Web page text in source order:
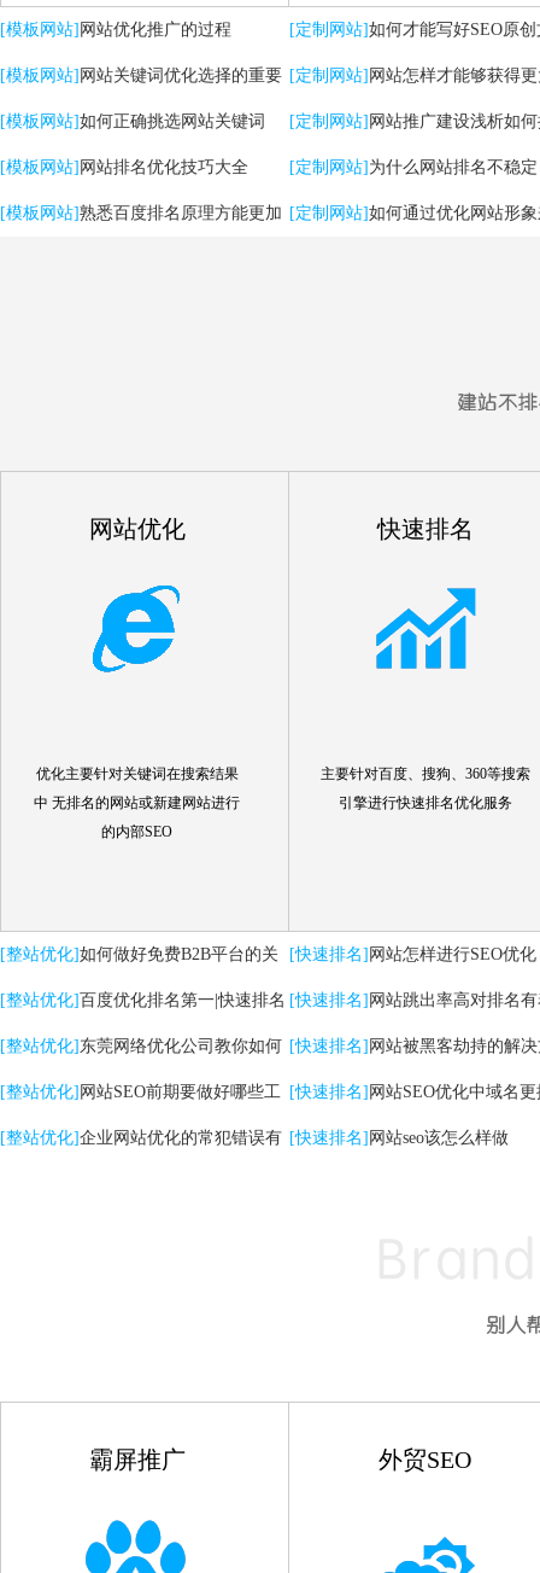
[模板网站] 网站优化推广的过程
[模板网站] 网站关键词优化选择的重要
性
[模板网站]如何正确挑选网站关键词
[模板网站] 网站排名优化技巧大全
[模板网站]熟悉百度排名原理方能更加
[定制网站]如何才能写好SEO原
[定制网站] 网站怎样才能够获得
流量？
[定制网站] 网站推广建设浅析如
用户体验
[定制网站] 为什么网站排名不稳
[定制网站]如何通过优化网站形
网站优化
优化主要针对关键词在搜索结果
中 无排名的网站或新建网站进行
的内部SEO
快速排名
主要针对百度、搜狗、360等搜索
引擎进行快速排名优化服务
[整站优化]如何做好免费B2B平台的关
键词优化推广
[整站优化]百度优化排名第一|快速排名
关键词|自然排名优化
[整站优化] 东莞网络优化公司教你如何
提升网站转化率
[整站优化] 网站SEO前期要做好哪些工
作
[整站优化]企业网站优化的常犯错误有
[快速排名] 网站怎样进行SEO优化
[快速排名] 网站跳出率高对排名
高的影响
[快速排名] 网站被黑客劫持的解
[快速排名] 网站SEO优化中域名
点
[快速排名] 网站seo该怎么样做
霸屏推广 外贸SEO